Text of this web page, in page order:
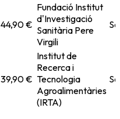
44,90 €
Fundació Institut
d'Investigació
Sanitària Pere
Virgili
39,90 €
Institut de
Recerca i
Tecnologia
Agroalimentàries
(IRTA)